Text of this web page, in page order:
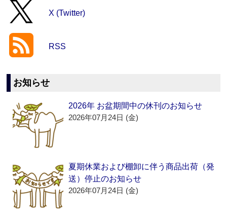
X (Twitter)
RSS
お知らせ
2026年 お盆期間中の休刊のお知らせ
2026年07月24日 (金)
夏期休業および棚卸に伴う商品出荷（発
送）停止のお知らせ
2026年07月24日 (金)